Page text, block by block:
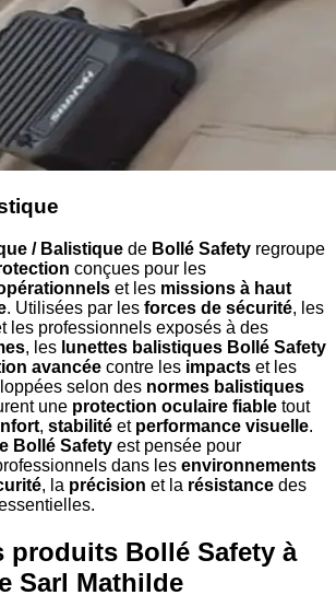
/ Balistique de Bollé Safety regroupe
conçues pour les
et les missions à haut
. Utilisées par les forces de sécurité, les
les professionnels exposés à des
, les lunettes balistiques Bollé Safety
avancée contre les impacts et les
selon des normes balistiques
une protection oculaire fiable tout
, stabilité et performance visuelle.
Bollé Safety est pensée pour
dans les environnements
, la précision et la résistance des
produits Bollé Safety à
Sarl Mathilde